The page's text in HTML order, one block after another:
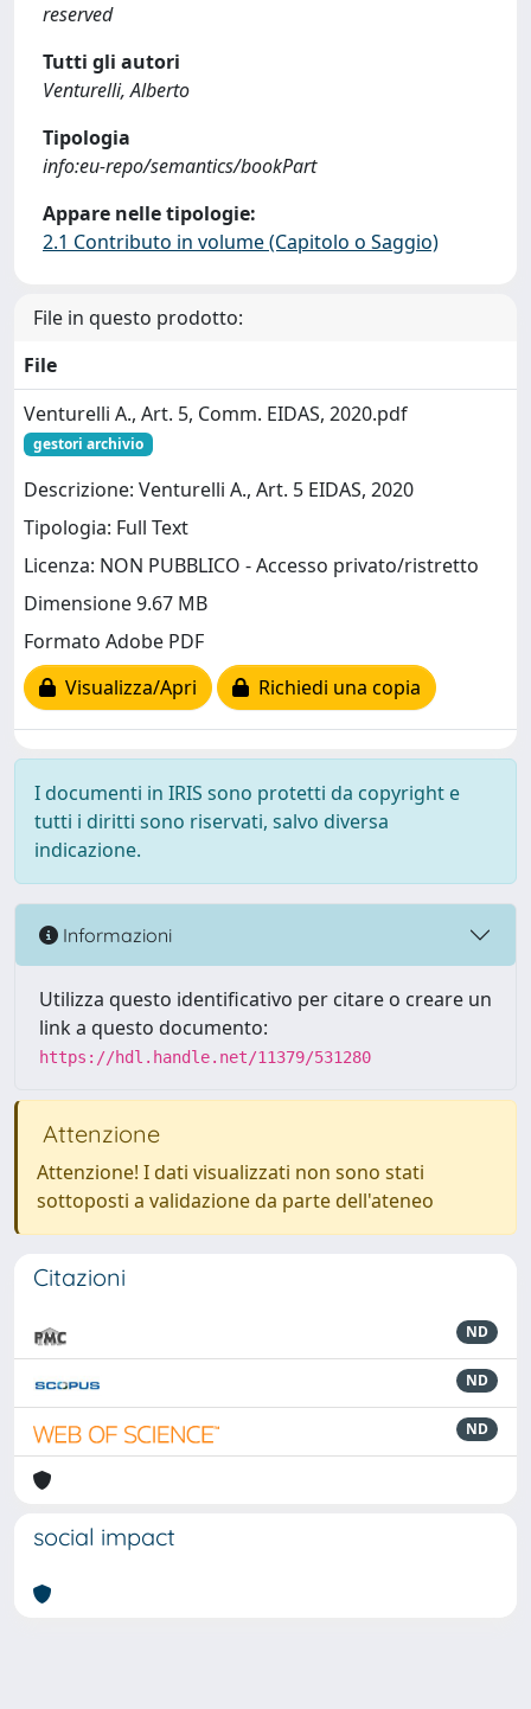
reserved
Tutti gli autori
Venturelli, Alberto
Tipologia
info:eu-repo/semantics/bookPart
Appare nelle tipologie:
2.1 Contributo in volume (Capitolo o Saggio)
File in questo prodotto:
File
Venturelli A., Art. 5, Comm. EIDAS, 2020.pdf
gestori archivio
Descrizione: Venturelli A., Art. 5 EIDAS, 2020
Tipologia: Full Text
Licenza: NON PUBBLICO - Accesso privato/ristretto
Dimensione 9.67 MB
Formato Adobe PDF
Visualizza/Apri
Richiedi una copia
I documenti in IRIS sono protetti da copyright e
tutti i diritti sono riservati, salvo diversa
indicazione.
Informazioni
Utilizza questo identificativo per citare o creare un
link a questo documento:
https://hdl.handle.net/11379/531280
Attenzione
Attenzione! I dati visualizzati non sono stati
sottoposti a validazione da parte dell'ateneo
Citazioni
ND
ND
ND
social impact